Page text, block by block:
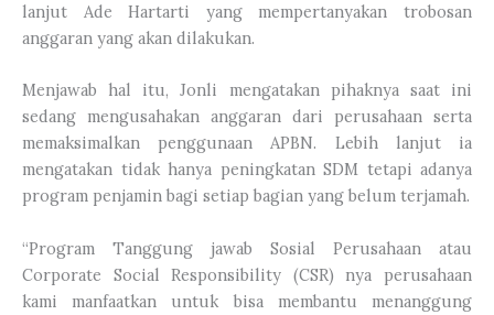
lanjut Ade Hartarti yang mempertanyakan trobosan
anggaran yang akan dilakukan.
Menjawab hal itu, Jonli mengatakan pihaknya saat ini
sedang mengusahakan anggaran dari perusahaan serta
memaksimalkan penggunaan APBN. Lebih lanjut ia
mengatakan tidak hanya peningkatan SDM tetapi adanya
program penjamin bagi setiap bagian yang belum terjamah.
“Program Tanggung jawab Sosial Perusahaan atau
Corporate Social Responsibility (CSR) nya perusahaan
kami manfaatkan untuk bisa membantu menanggung